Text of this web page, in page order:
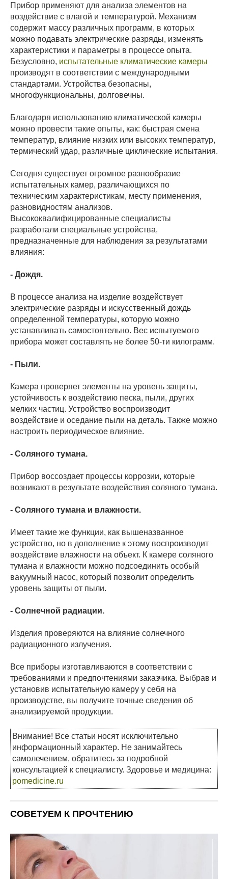
Прибор применяют для анализа элементов на
воздействие с влагой и температурой. Механизм
содержит массу различных программ, в которых
можно подавать электрические разряды, изменять
характеристики и параметры в процессе опыта.
Безусловно, испытательные климатические камеры
производят в соответствии с международными
стандартами. Устройства безопасны,
многофункциональны, долговечны.
Благодаря использованию климатической камеры
можно провести такие опыты, как: быстрая смена
температур, влияние низких или высоких температур,
термический удар, различные циклические испытания.
Сегодня существует огромное разнообразие
испытательных камер, различающихся по
техническим характеристикам, месту применения,
разновидностям анализов.
Высококвалифицированные специалисты
разработали специальные устройства,
предназначенные для наблюдения за результатами
влияния:
- Дождя.
В процессе анализа на изделие воздействует
электрические разряды и искусственный дождь
определенной температуры, которую можно
устанавливать самостоятельно. Вес испытуемого
прибора может составлять не более 50-ти килограмм.
- Пыли.
Камера проверяет элементы на уровень защиты,
устойчивость к воздействию песка, пыли, других
мелких частиц. Устройство воспроизводит
воздействие и оседание пыли на деталь. Также можно
настроить периодическое влияние.
- Соляного тумана.
Прибор воссоздает процессы коррозии, которые
возникают в результате воздействия соляного тумана.
- Соляного тумана и влажности.
Имеет такие же функции, как вышеназванное
устройство, но в дополнение к этому воспроизводит
воздействие влажности на объект. К камере соляного
тумана и влажности можно подсоединить особый
вакуумный насос, который позволит определить
уровень защиты от пыли.
- Солнечной радиации.
Изделия проверяются на влияние солнечного
радиационного излучения.
Все приборы изготавливаются в соответствии с
требованиями и предпочтениями заказчика. Выбрав и
установив испытательную камеру у себя на
производстве, вы получите точные сведения об
анализируемой продукции.
Внимание! Все статьи носят исключительно
информационный характер. Не занимайтесь
самолечением, обратитесь за подробной
консультацией к специалисту. Здоровье и медицина:
pomedicine.ru
СОВЕТУЕМ К ПРОЧТЕНИЮ